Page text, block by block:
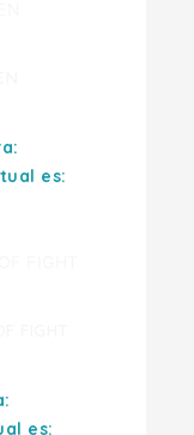
es:
es: